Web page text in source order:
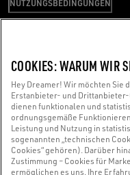
RETOUREN
ETHIKKODEX
NACHHALTIGKEIT
NUTZUNGSBEDINGUNGEN
DATENSCHUTZERKLÄRUNG
COOKIE-EINSTELLUNGEN
WHISTLEBLOWING
ERKLÄRUNG ZUR
Verwenden Sie einen
Kontaktieren Sie uns
Made with ❤ in Venice.
Golden Goose S.p.A. ©2026 -
COOKIES: WARUM WIR
Hey Dreamer! Wir möchten Sie
Erstanbieter- und
dienen funktionalen und
ordnungsgemäße
Leistung und Nutzung in
sogenannten „technischen
Cookies“ gehören). Darüber
Zustimmung – Cookies für
ermöglichen es uns, Ihre